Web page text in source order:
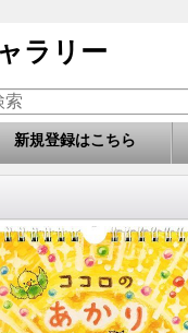
ラリー
新規登録はこちら